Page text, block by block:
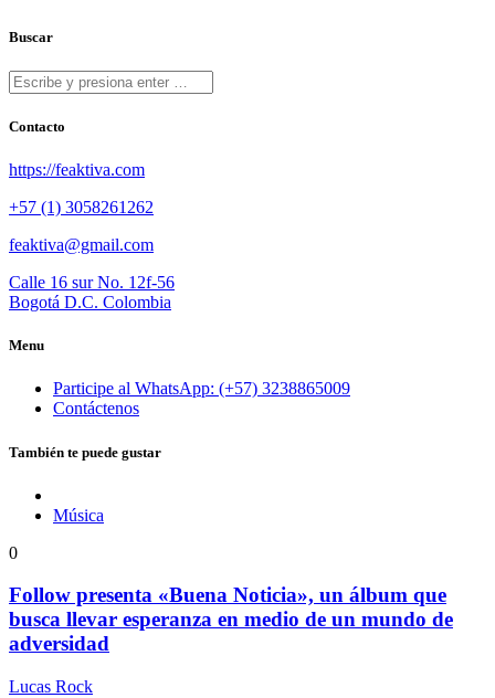
Buscar
Contacto
https://feaktiva.com
+57 (1) 3058261262
feaktiva@gmail.com
Calle 16 sur No. 12f-56
Bogotá D.C. Colombia
Menu
Participe al WhatsApp: (+57) 3238865009
Contáctenos
También te puede gustar
Música
0
Follow presenta «Buena Noticia», un álbum que
busca llevar esperanza en medio de un mundo de
adversidad
Lucas Rock